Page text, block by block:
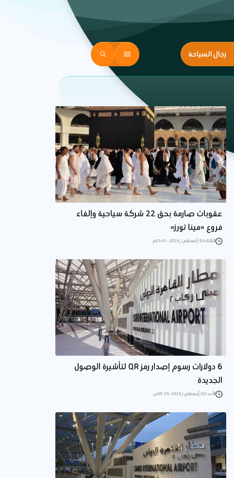
رجال السياحة
عقوبات صارمة بحق 22 شركة سياحية وإلغاء
فروع «مينا تورز»
الثلاثاء 04/أغسطس/2026 - 05:41 م
6 دولارات رسوم إصدار رمز QR لتأشيرة الوصول
الجديدة
الأحد 02/أغسطس/2026 - 09:35 ص